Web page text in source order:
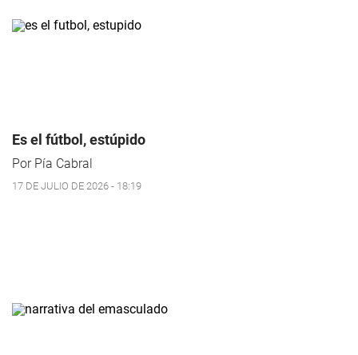
Es el fútbol, estúpido
Por Pía Cabral
17 DE JULIO DE 2026 - 18:19